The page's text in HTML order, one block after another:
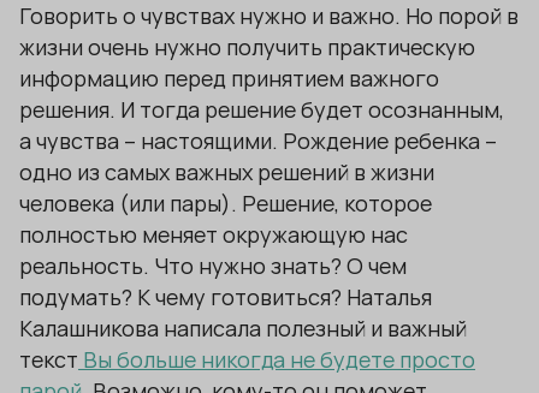
Говорить о чувствах нужно и важно. Но порой в
жизни очень нужно получить практическую
информацию перед принятием важного
решения. И тогда решение будет осознанным,
а чувства – настоящими. Рождение ребенка –
одно из самых важных решений в жизни
человека (или пары). Решение, которое
полностью меняет окружающую нас
реальность. Что нужно знать? О чем
подумать? К чему готовиться? Наталья
Калашникова написала полезный и важный
текст Вы больше никогда не будете просто